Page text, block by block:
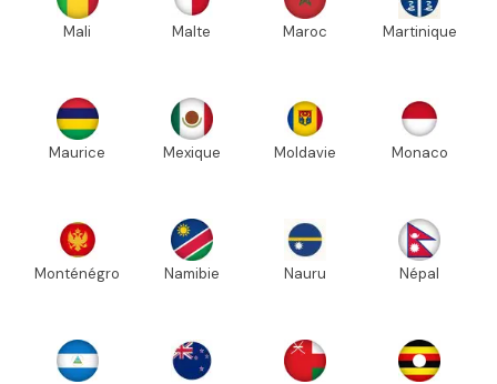
Mali Malte Maroc Martinique
Maurice Mexique Moldavie Monaco
Monténégro Namibie Nauru Népal